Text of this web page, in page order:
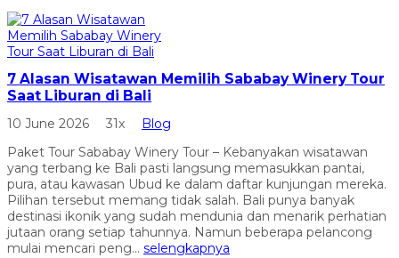
7 Alasan Wisatawan Memilih Sababay Winery Tour
Saat Liburan di Bali
10 June 2026 31x
Blog
Paket Tour Sababay Winery Tour – Kebanyakan wisatawan
yang terbang ke Bali pasti langsung memasukkan pantai,
pura, atau kawasan Ubud ke dalam daftar kunjungan mereka.
Pilihan tersebut memang tidak salah. Bali punya banyak
destinasi ikonik yang sudah mendunia dan menarik perhatian
jutaan orang setiap tahunnya. Namun beberapa pelancong
mulai mencari peng... selengkapnya